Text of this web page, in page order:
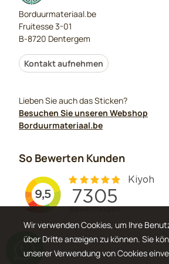
Borduurmateriaal.be
Fruitesse 3-01
B-8720 Dentergem
Kontakt aufnehmen
Lieben Sie auch das Sticken?
Besuchen Sie unseren Webshop
Borduurmateriaal.be
So Bewerten Kunden
Wir verwenden Cookies, um Ihre
über Dritte anzeigen zu können. Sie
unserer Verwendung von Cookies